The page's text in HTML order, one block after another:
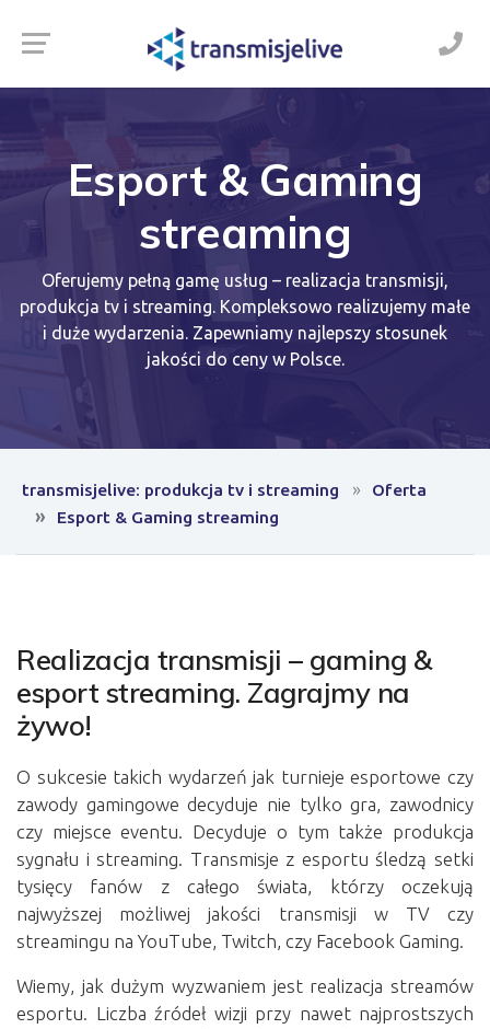
Esport & Gaming
streaming
Oferujemy pełną gamę usług – realizacja transmisji,
produkcja tv i streaming. Kompleksowo realizujemy małe
i duże wydarzenia. Zapewniamy najlepszy stosunek
jakości do ceny w Polsce.
transmisjelive: produkcja tv i streaming
Oferta
Esport & Gaming streaming
Realizacja transmisji – gaming &
esport streaming. Zagrajmy na
żywo!
O sukcesie takich wydarzeń jak turnieje esportowe czy
zawody gamingowe decyduje nie tylko gra, zawodnicy
czy miejsce eventu. Decyduje o tym także produkcja
sygnału i streaming. Transmisje z esportu śledzą setki
tysięcy fanów z całego świata, którzy oczekują
najwyższej możliwej jakości transmisji w TV czy
streamingu na YouTube, Twitch, czy Facebook Gaming.
Wiemy, jak dużym wyzwaniem jest realizacja streamów
esportu. Liczba źródeł wizji przy nawet najprostszych